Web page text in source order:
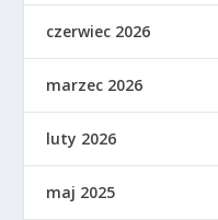
czerwiec 2026
marzec 2026
luty 2026
maj 2025